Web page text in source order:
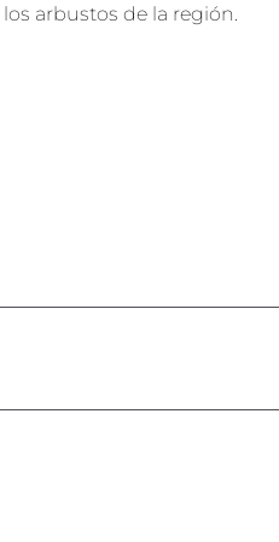
arbustos de la región.